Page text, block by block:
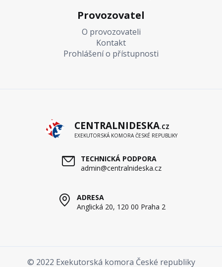
Provozovatel
O provozovateli
Kontakt
Prohlášení o přístupnosti
CENTRALNIDESKA.CZ
EXEKUTORSKÁ KOMORA ČESKÉ REPUBLIKY
TECHNICKÁ PODPORA
admin@centralnideska.cz
ADRESA
Anglická 20, 120 00 Praha 2
© 2022 Exekutorská komora České republiky